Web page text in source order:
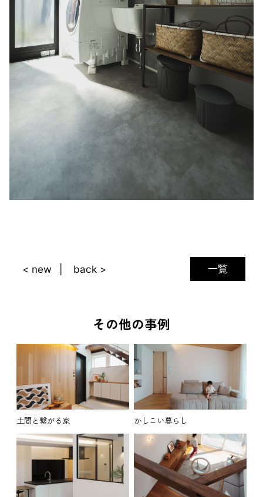
一覧
< new back >
その他の事例
土間と繋がる家 かしこい暮らし